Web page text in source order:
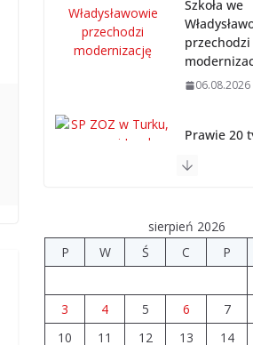
Szkoła we
przechodzi
06.08.2026
Prawie 20
Podwyżka
04.08.2026
Upały
zwierząt.
apeluje
sierpień 2026
P
W Ś C P
3
4 5 6 7
10
11 12 13 14